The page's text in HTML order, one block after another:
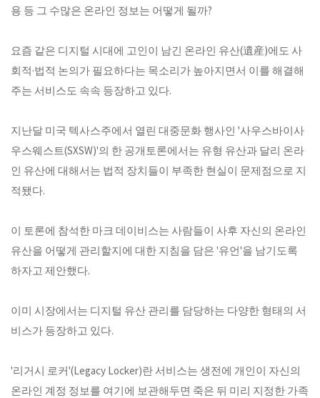
용 등 그 수많은 온라인 정보는 어떻게 될까?
요즘 같은 디지털 시대에 고인이 남긴 온라인 유산(遺産)에도 사
회적·법적 논의가 필요하다는 목소리가 높아지면서 이를 해결해
주는 서비스도 속속 등장하고 있다.
지난달 미국 텍사스주에서 열린 대중문화 행사인 '사우스바이사
우스웨스트(SXSW)'의 한 공개토론에서는 유형 유산과 달리 온라
인 유산에 대해서는 법적 장치들이 부족한 현실이 문제점으로 지
적됐다.
이 토론에 참석한 마크 데이비스는 사람들이 사후 자신의 온라인
유산을 어떻게 관리할지에 대한 지침을 담은 '유언'을 남기도록
하자고 제안했다.
이미 시장에서는 디지털 유산 관리를 담당하는 다양한 형태의 서
비스가 등장하고 있다.
'리거시 로커'(Legacy Locker)란 서비스는 생전에 개인이 자신의
온라인 계정 정보를 여기에 보관해두면 죽은 뒤 미리 지정한 가족